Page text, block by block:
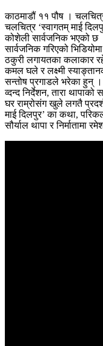
काठमाडौं ११ पौष । चलचित्र
चलचित्र ‘स्वागतम् माई
कोशेली सार्वजनिक भएको छ
सार्वजनिक गरिएको
ठकुरी लगायतका कलाकार
कमल घले र लक्ष्मी
सन्तोष प्रगाडले भरेका हुन् ।
व्दन्द निर्देशन, तारा
घर राम्रोसंग खुले लगतै
माई दिलपुर’ का कथा,
सौर्याल थापा र निर्मातामा